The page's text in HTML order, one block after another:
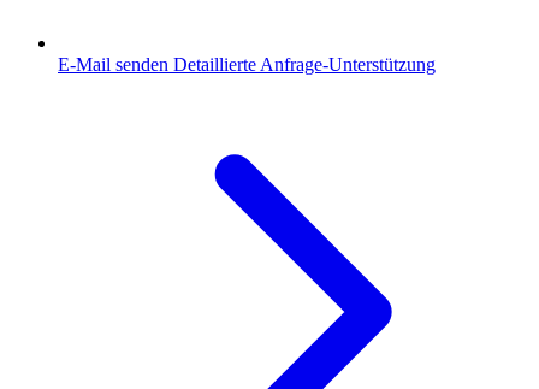
E-Mail senden Detaillierte Anfrage-Unterstützung